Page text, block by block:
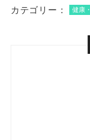
カテゴリー： 健康